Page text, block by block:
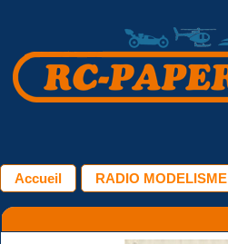
Accueil RADIO MODELISME